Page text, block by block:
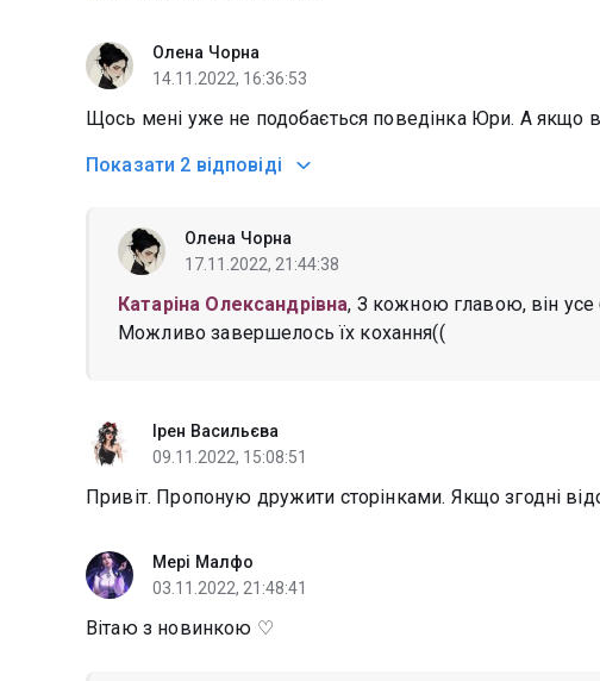
Олена Чорна
14.11.2022, 16:36:53
Щось мені уже не подобається поведінка Юри. А якщо
Показати 2 відповіді
Олена Чорна
17.11.2022, 21:44:38
Катаріна Олександрівна, З кожною главою, він усе
Можливо завершелось їх кохання((
Ірен Васильєва
09.11.2022, 15:08:51
Привіт. Пропоную дружити сторінками. Якщо згодні
Мері Малфо
03.11.2022, 21:48:41
Вітаю з новинкою ♡